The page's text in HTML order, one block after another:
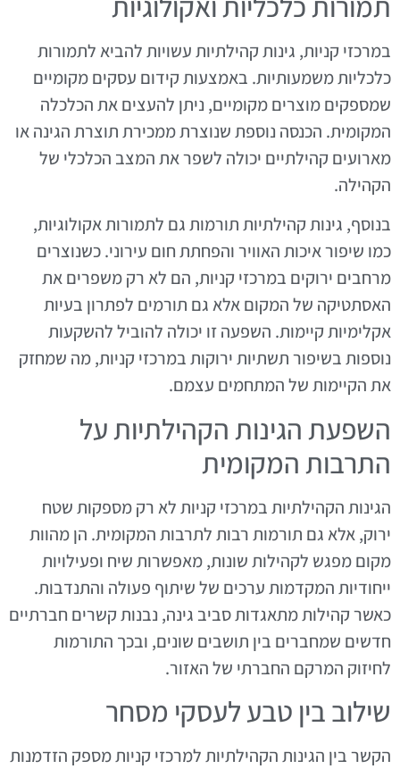
במרכזי קניות, גינות קהילתיות עשויות להביא לתמורות
כלכליות משמעותיות. באמצעות קידום עסקים מקומיים
שמספקים מוצרים מקומיים, ניתן להעצים את הכלכלה
המקומית. הכנסה נוספת שנוצרת ממכירת תוצרת הגינה או
מארועים קהילתיים יכולה לשפר את המצב הכלכלי של
הקהילה.
בנוסף, גינות קהילתיות תורמות גם לתמורות אקולוגיות,
כמו שיפור איכות האוויר והפחתת חום עירוני. כשנוצרים
מרחבים ירוקים במרכזי קניות, הם לא רק משפרים את
האסתטיקה של המקום אלא גם תורמים לפתרון בעיות
אקלימיות קיימות. השפעה זו יכולה להוביל להשקעות
נוספות בשיפור תשתיות ירוקות במרכזי קניות, מה שמחזק
את הקיימות של המתחמים עצמם.
השפעת הגינות הקהילתיות על
התרבות המקומית
הגינות הקהילתיות במרכזי קניות לא רק מספקות שטח
ירוק, אלא גם תורמות רבות לתרבות המקומית. הן מהוות
מקום מפגש לקהילות שונות, מאפשרות שיח ופעילויות
ייחודיות המקדמות ערכים של שיתוף פעולה והתנדבות.
כאשר קהילות מתאגדות סביב גינה, נבנות קשרים חברתיים
חדשים שמחברים בין תושבים שונים, ובכך התורמות
לחיזוק המרקם החברתי של האזור.
שילוב בין טבע לעסקי מסחר
הקשר בין הגינות הקהילתיות למרכזי קניות מספק הזדמנות